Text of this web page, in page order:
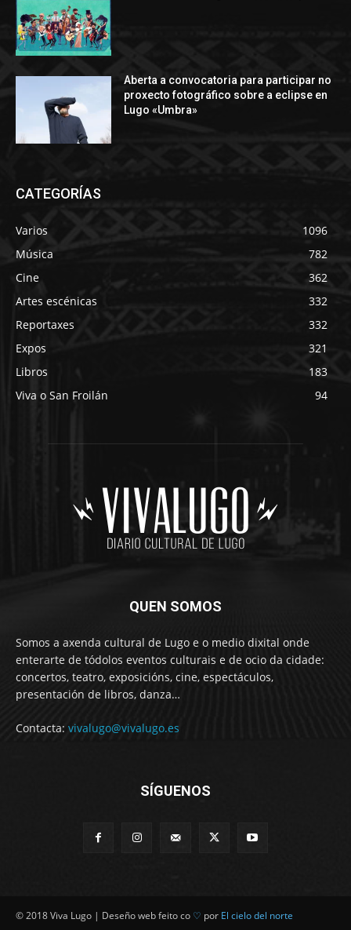
Aberta a convocatoria para participar no
proxecto fotográfico sobre a eclipse en
Lugo «Umbra»
CATEGORÍAS
Varios
1096
Música
782
Cine
362
Artes escénicas
332
Reportaxes
332
Expos
321
Libros
183
Viva o San Froilán
94
QUEN SOMOS
Somos a axenda cultural de Lugo e o medio dixital onde
enterarte de tódolos eventos culturais e de ocio da cidade:
concertos, teatro, exposicións, cine, espectáculos,
presentación de libros, danza…
Contacta: vivalugo@vivalugo.es
SÍGUENOS
© 2018 Viva Lugo | Deseño web feito co ♡ por El cielo del norte